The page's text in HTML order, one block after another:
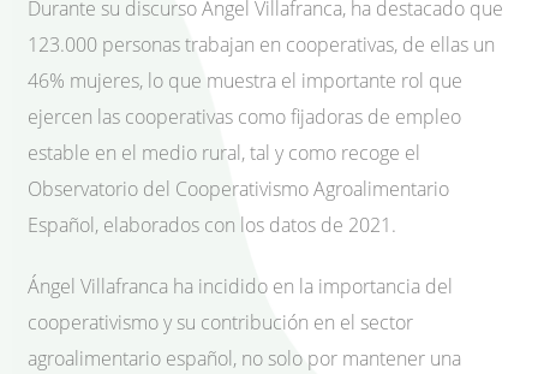
Durante su discurso Ángel Villafranca, ha destacado que
123.000 personas trabajan en cooperativas, de ellas un
46% mujeres, lo que muestra el importante rol que
ejercen las cooperativas como fijadoras de empleo
estable en el medio rural, tal y como recoge el
Observatorio del Cooperativismo Agroalimentario
Español, elaborados con los datos de 2021.
Ángel Villafranca ha incidido en la importancia del
cooperativismo y su contribución en el sector
agroalimentario español, no solo por mantener una